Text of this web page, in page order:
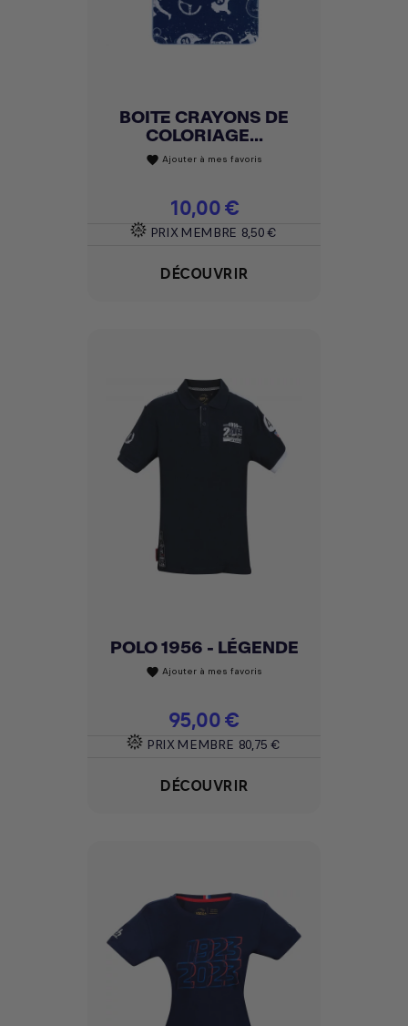
BOITE CRAYONS DE
COLORIAGE...
favorite Ajouter à mes favoris
Prix
10,00 €
PRIX MEMBRE 8,50 €
DÉCOUVRIR
POLO 1956 - LÉGENDE
favorite Ajouter à mes favoris
Prix
95,00 €
PRIX MEMBRE 80,75 €
DÉCOUVRIR